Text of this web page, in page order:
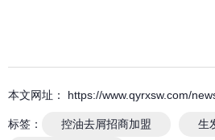
本文网址： https://www.qyrxsw.com/
标签： 控油去屑招商加盟
生